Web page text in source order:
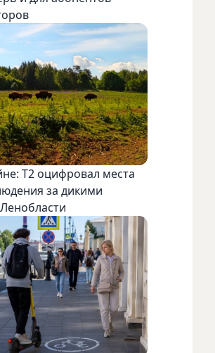
Т2 оцифровал места
за дикими